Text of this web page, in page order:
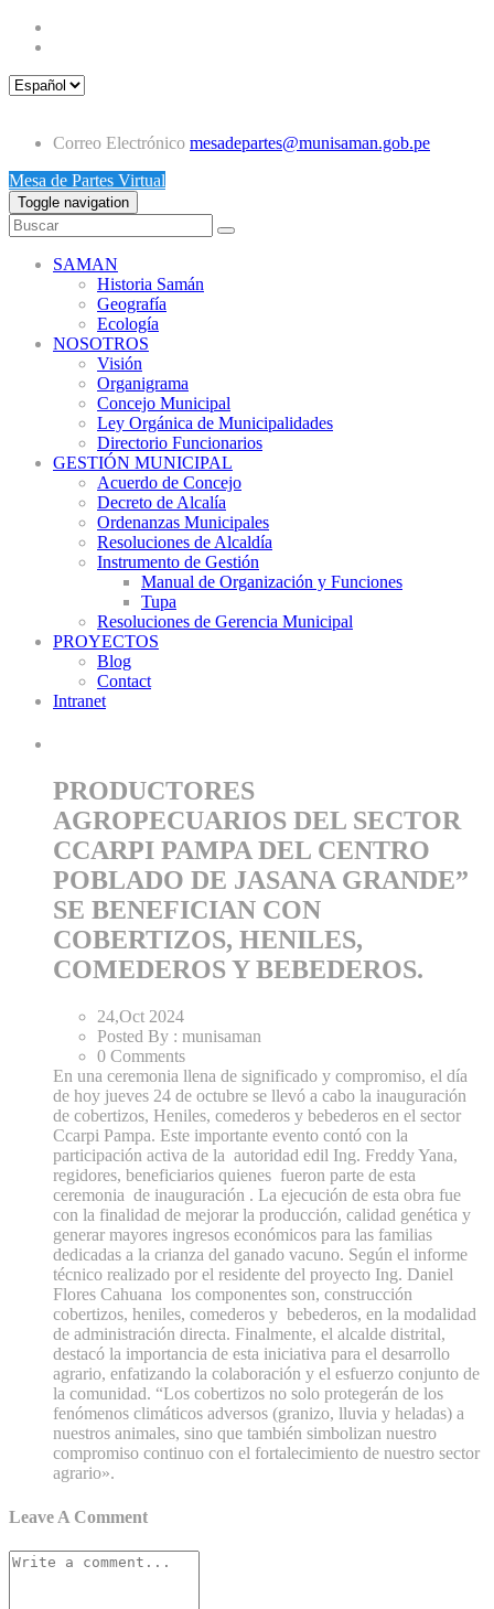
Correo Electrónico mesadepartes@munisaman.gob.pe
Mesa de Partes Virtual
Toggle navigation
SAMAN
Historia Samán
Geografía
Ecología
NOSOTROS
Visión
Organigrama
Concejo Municipal
Ley Orgánica de Municipalidades
Directorio Funcionarios
GESTIÓN MUNICIPAL
Acuerdo de Concejo
Decreto de Alcalía
Ordenanzas Municipales
Resoluciones de Alcaldía
Instrumento de Gestión
Manual de Organización y Funciones
Tupa
Resoluciones de Gerencia Municipal
PROYECTOS
Blog
Contact
Intranet
PRODUCTORES
AGROPECUARIOS DEL SECTOR
CCARPI PAMPA DEL CENTRO
POBLADO DE JASANA GRANDE”
SE BENEFICIAN CON
COBERTIZOS, HENILES,
COMEDEROS Y BEBEDEROS.
24,Oct 2024
Posted By : munisaman
0 Comments
En una ceremonia llena de significado y compromiso, el día
de hoy jueves 24 de octubre se llevó a cabo la inauguración
de cobertizos, Heniles, comederos y bebederos en el sector
Ccarpi Pampa. Este importante evento contó con la
participación activa de la autoridad edil Ing. Freddy Yana,
regidores, beneficiarios quienes fueron parte de esta
ceremonia de inauguración . La ejecución de esta obra fue
con la finalidad de mejorar la producción, calidad genética y
generar mayores ingresos económicos para las familias
dedicadas a la crianza del ganado vacuno. Según el informe
técnico realizado por el residente del proyecto Ing. Daniel
Flores Cahuana los componentes son, construcción
cobertizos, heniles, comederos y bebederos, en la modalidad
de administración directa. Finalmente, el alcalde distrital,
destacó la importancia de esta iniciativa para el desarrollo
agrario, enfatizando la colaboración y el esfuerzo conjunto de
la comunidad. “Los cobertizos no solo protegerán de los
fenómenos climáticos adversos (granizo, lluvia y heladas) a
nuestros animales, sino que también simbolizan nuestro
compromiso continuo con el fortalecimiento de nuestro sector
agrario».
Leave A Comment